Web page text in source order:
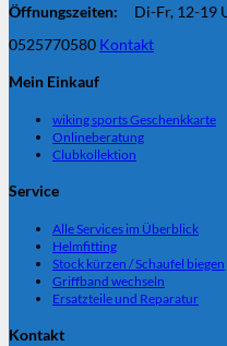
Öffnungszeiten: Di-Fr, 12-19
0525770580 Kontakt
Mein Einkauf
wiking sports Geschenkkarte
Onlineberatung
Clubkollektion
Service
Alle Services im Überblick
Helmfitting
Stock kürzen / Schaufel biegen
Griffband wechseln
Ersatzteile und Reparatur
Kontakt